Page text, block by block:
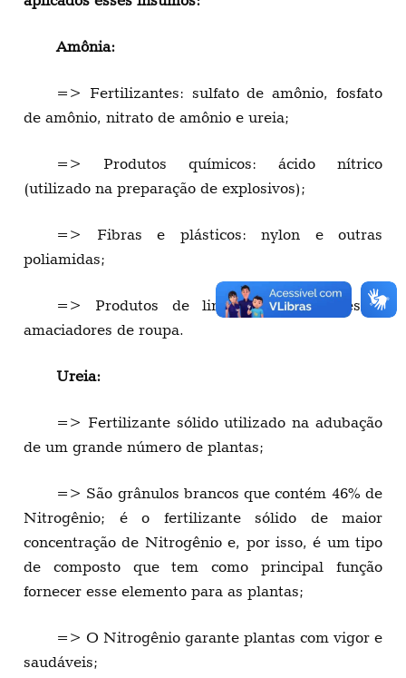
Amônia:
=> Fertilizantes: sulfato de amônio, fosfato
de amônio, nitrato de amônio e ureia;
=> Produtos químicos: ácido nítrico
(utilizado na preparação de explosivos);
=> Fibras e plásticos: nylon e outras
poliamidas;
=> Produtos de limpeza: detergentes e
amaciadores de roupa.
Ureia:
=> Fertilizante sólido utilizado na adubação
de um grande número de plantas;
=> São grânulos brancos que contém 46% de
Nitrogênio; é o fertilizante sólido de maior
concentração de Nitrogênio e, por isso, é um tipo
de composto que tem como principal função
fornecer esse elemento para as plantas;
=> O Nitrogênio garante plantas com vigor e
saudáveis;